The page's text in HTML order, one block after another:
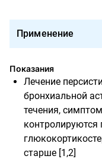
Применение
Показания
Лечение
бронхиальной
течения,
старше [1,2]